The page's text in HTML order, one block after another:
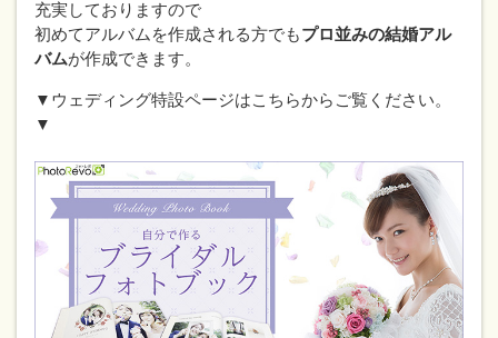
充実しておりますので
初めてアルバムを作成される方でもプロ並みの結婚アル
バムが作成できます。
▼ウェディング特設ページはこちらからご覧ください。
▼